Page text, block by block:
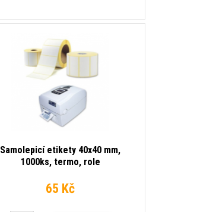
Samolepicí etikety 40x40 mm,
1000ks, termo, role
65 Kč